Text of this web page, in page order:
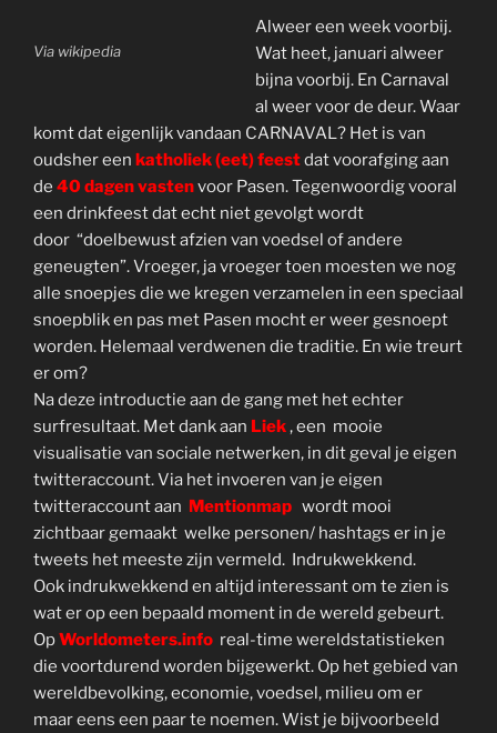
Via wikipedia
Alweer een week voorbij.
Wat heet, januari alweer
bijna voorbij. En Carnaval
al weer voor de deur. Waar
komt dat eigenlijk vandaan CARNAVAL? Het is van
oudsher een katholiek (eet) feestdat voorafging aan
de 40 dagen vastenvoor Pasen. Tegenwoordig vooral
een drinkfeest dat echt niet gevolgt wordt
door “doelbewust afzien van voedsel of andere
geneugten”. Vroeger, ja vroeger toen moesten we nog
alle snoepjes die we kregen verzamelen in een speciaal
snoepblik en pas met Pasen mocht er weer gesnoept
worden. Helemaal verdwenen die traditie. En wie treurt
er om?
Na deze introductie aan de gang met het echter
surfresultaat. Met dank aan Liek, een mooie
visualisatie van sociale netwerken, in dit geval je eigen
twitteraccount. Via het invoeren van je eigen
twitteraccount aan Mentionmap wordt mooi
zichtbaar gemaakt welke personen/ hashtags er in je
tweets het meeste zijn vermeld. Indrukwekkend.
Ook indrukwekkend en altijd interessant om te zien is
wat er op een bepaald moment in de wereld gebeurt.
OpWorldometers.info real-time wereldstatistieken
die voortdurend worden bijgewerkt. Op het gebied van
wereldbevolking, economie, voedsel, milieu om er
maar eens een paar te noemen. Wist je bijvoorbeeld